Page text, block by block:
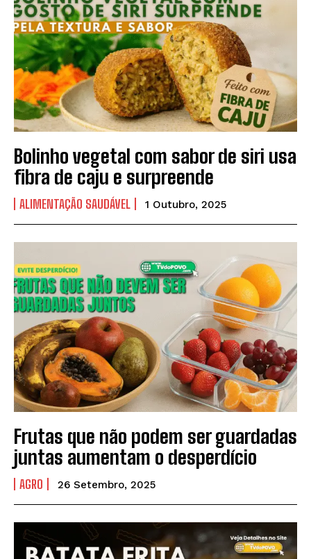
Bolinho vegetal com sabor de siri usa
fibra de caju e surpreende
ALIMENTAÇÃO SAUDÁVEL 1 Outubro, 2025
Frutas que não podem ser guardadas
juntas aumentam o desperdício
AGRO 26 Setembro, 2025